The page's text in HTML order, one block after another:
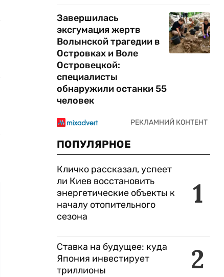
Завершилась
эксгумация жертв
Волынской трагедии в
Островках и Воле
Островецкой:
специалисты
обнаружили останки 55
человек
ПОПУЛЯРНОЕ
1
Кличко рассказал, успеет
ли Киев восстановить
энергетические объекты к
началу отопительного
сезона
2
Ставка на будущее: куда
Япония инвестирует
триллионы